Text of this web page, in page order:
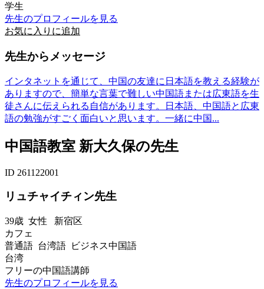
学生
先生のプロフィールを見る
お気に入りに追加
先生からメッセージ
インタネットを通じて、中国の友達に日本語を教える経験が
ありますので、簡単な言葉で難しい中国語または広東語を生
徒さんに伝えられる自信があります。日本語、中国語と広東
語の勉強がすごく面白いと思います。一緒に中国...
中国語教室 新大久保の先生
ID 261122001
リュチャイチィン先生
39歳 女性 新宿区
カフェ
普通語 台湾語 ビジネス中国語
台湾
フリーの中国語講師
先生のプロフィールを見る